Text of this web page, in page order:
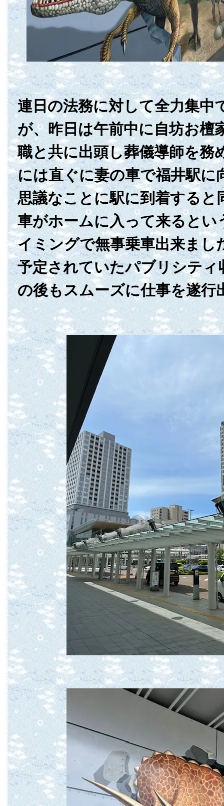
連日の法務に対して全力集中
が、昨日は午前中に自坊お檀
職と共に出頭し葬儀導師を務
には直ぐに妻の車で福井駅に
思議なことに駅に到着すると
車がホームに入って来るとい
イミングで無事乗車出来まし
予定されていたパブリシティ
の後もスムーズに仕事を遂行